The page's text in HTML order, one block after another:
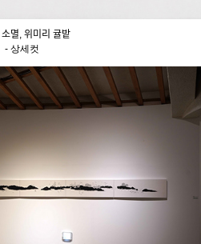
소멸, 위미리 귤밭
- 상세컷